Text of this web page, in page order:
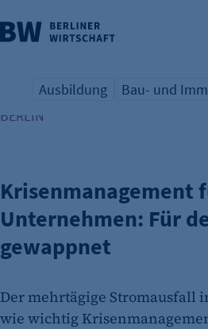
überspringen
Übersicht Schlagwort
Ausbildung
Übersicht
Bau- und
EXPERTENINTERVIEW NACH DEM
BERLIN
Krisenmanagement
Unternehmen: Für
gewappnet
Der mehrtägige Stromausfall
wie wichtig